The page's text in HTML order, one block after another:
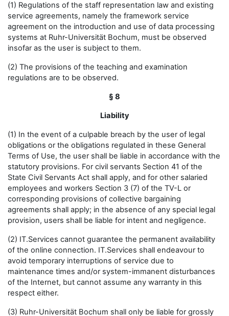
(1) Regulations of the staff representation law and existing
service agreements, namely the framework service
agreement on the introduction and use of data processing
systems at Ruhr-Universität Bochum, must be observed
insofar as the user is subject to them.
(2) The provisions of the teaching and examination
regulations are to be observed.
§ 8
Liability
(1) In the event of a culpable breach by the user of legal
obligations or the obligations regulated in these General
Terms of Use, the user shall be liable in accordance with the
statutory provisions. For civil servants Section 41 of the
State Civil Servants Act shall apply, and for other salaried
employees and workers Section 3 (7) of the TV-L or
corresponding provisions of collective bargaining
agreements shall apply; in the absence of any special legal
provision, users shall be liable for intent and negligence.
(2) IT.Services cannot guarantee the permanent availability
of the online connection. IT.Services shall endeavour to
avoid temporary interruptions of service due to
maintenance times and/or system-immanent disturbances
of the Internet, but cannot assume any warranty in this
respect either.
(3) Ruhr-Universität Bochum shall only be liable for grossly